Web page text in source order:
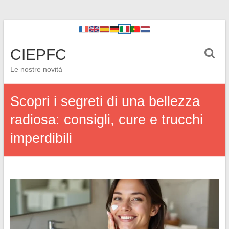
CIEPFC
Le nostre novità
Scopri i segreti di una bellezza
radiosa: consigli, cure e trucchi
imperdibili